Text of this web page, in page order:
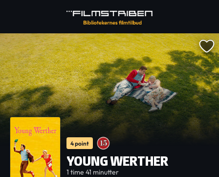
4 point
YOUNG WERTHER
1 time 41 minutter